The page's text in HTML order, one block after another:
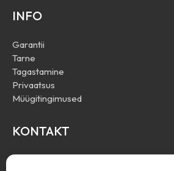
INFO
Garantii
Tarne
Tagastamine
Privaatsus
Müügitingimused
KONTAKT